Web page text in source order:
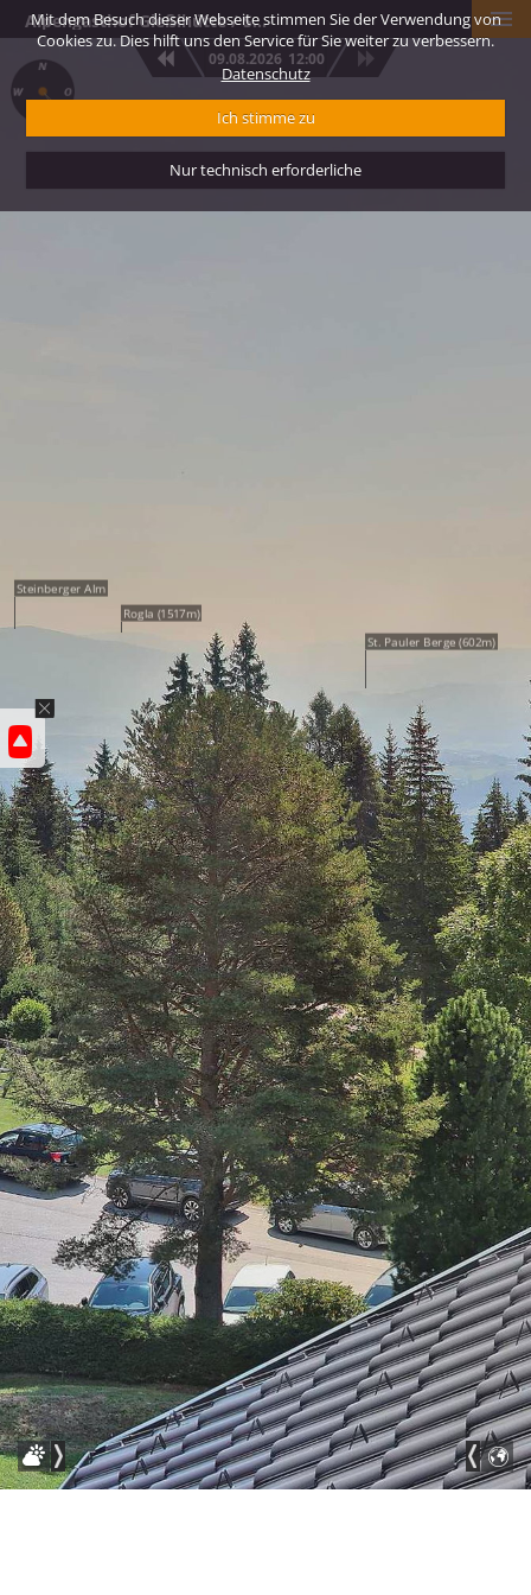
Mit dem Besuch dieser Webseite stimmen Sie der Verwendung von
Cookies zu. Dies hilft uns den Service für Sie weiter zu verbessern.
Datenschutz
Ich stimme zu
Nur technisch erforderliche
Steinberger Alm
Rogla (1517m)
St. Pauler Berge (602m)
Alpengasthof Gießlhütte / Saualpe
09.08.2026 12:00